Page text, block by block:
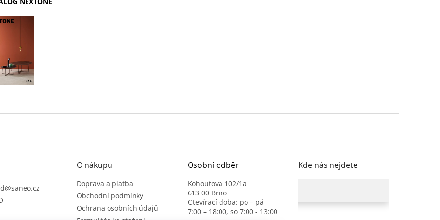
@saneo.cz
O nákupu
Doprava a platba
Obchodní podmínky
Ochrana osobních údajů
Osobní odběr
Kohoutova 102/1a
613 00 Brno
Otevírací doba: po – pá
7:00 – 18:00, so 7:00 - 13:00
Kde nás nejdete